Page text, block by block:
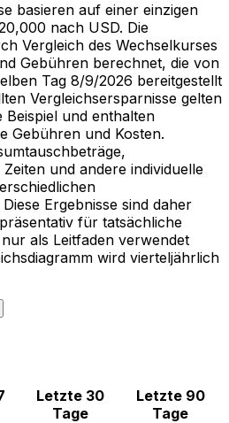
basieren auf einer einzigen
nach USD. Die
Vergleich des Wechselkurses
Gebühren berechnet, die von
Tag 8/9/2026 bereitgestellt
Vergleichsersparnisse gelten
und enthalten
Gebühren und Kosten.
und andere individuelle
Ergebnisse sind daher
für tatsächliche
als Leitfaden verwendet
wird vierteljährlich
Letzte 30
Tage
Letzte 90
Tage